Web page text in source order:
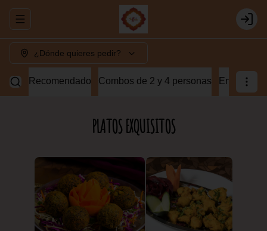
Abrir menu de navegación Login
¿Dónde quieres pedir?
Recomendado Combos de 2 y 4 personas Entradas
PLATOS EXQUISITOS